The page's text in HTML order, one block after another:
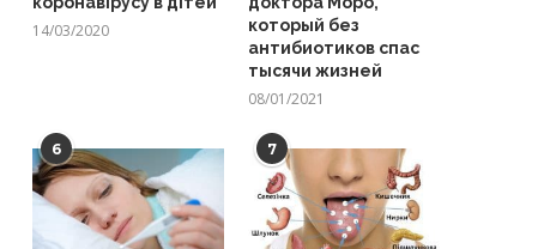
14/03/2020
который без
антибиотиков спас
тысячи жизней
08/01/2021
6 7